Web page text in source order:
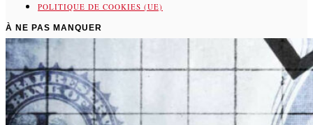
POLITIQUE DE COOKIES (UE)
À NE PAS MANQUER